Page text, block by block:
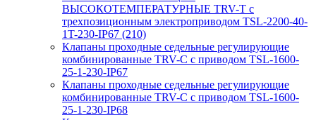
ВЫСОКОТЕМПЕРАТУРНЫЕ TRV-T с
трехпозиционным электроприводом TSL-2200-40-
1T-230-IP67 (210)
Клапаны проходные седельные регулирующие
комбинированные TRV-С с приводом TSL-1600-
25-1-230-IP67
Клапаны проходные седельные регулирующие
комбинированные TRV-С с приводом TSL-1600-
25-1-230-IP68